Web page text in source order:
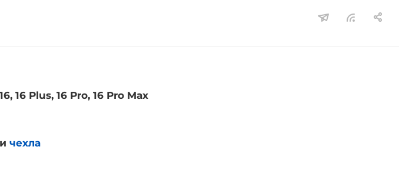
16 Plus, 16 Pro, 16 Pro Max
чехла